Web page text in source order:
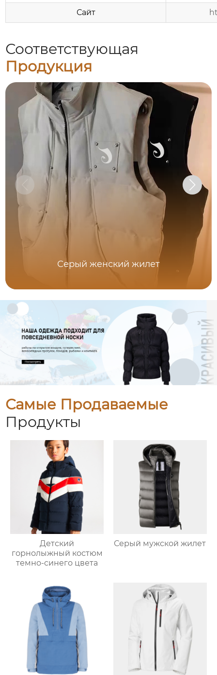
Сайт
Соответствующая
Продукция
Серый женский жилет
Самые Продаваемые
Продукты
Детский
горнолыжный костюм
темно-синего цвета
Серый мужской жилет